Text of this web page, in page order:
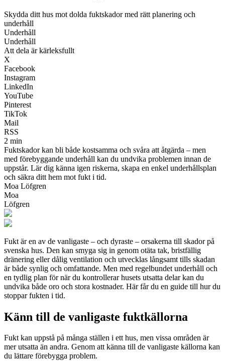
Skydda ditt hus mot dolda fuktskador med rätt planering och
underhåll
Underhåll
Underhåll
Att dela är kärleksfullt
X
Facebook
Instagram
LinkedIn
YouTube
Pinterest
TikTok
Mail
RSS
2 min
Fuktskador kan bli både kostsamma och svåra att åtgärda – men
med förebyggande underhåll kan du undvika problemen innan de
uppstår. Lär dig känna igen riskerna, skapa en enkel underhållsplan
och säkra ditt hem mot fukt i tid.
Moa Löfgren
Moa
Löfgren
Fukt är en av de vanligaste – och dyraste – orsakerna till skador på
svenska hus. Den kan smyga sig in genom otäta tak, bristfällig
dränering eller dålig ventilation och utvecklas långsamt tills skadan
är både synlig och omfattande. Men med regelbundet underhåll och
en tydlig plan för när du kontrollerar husets utsatta delar kan du
undvika både oro och stora kostnader. Här får du en guide till hur du
stoppar fukten i tid.
Känn till de vanligaste fuktkällorna
Fukt kan uppstå på många ställen i ett hus, men vissa områden är
mer utsatta än andra. Genom att känna till de vanligaste källorna kan
du lättare förebygga problem.